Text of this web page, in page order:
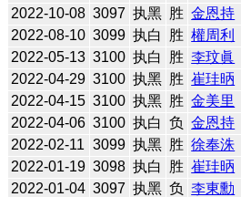
2022-10-08 3097 执黑 胜 金恩持
2022-08-10 3099 执白 胜 權周利
2022-05-13 3100 执白 胜 李玟眞
2022-04-29 3100 执黑 胜 崔珪昞
2022-04-15 3100 执黑 胜 金美里
2022-04-06 3100 执白 负 金恩持
2022-02-11 3099 执黑 胜 徐奉洙
2022-01-19 3098 执白 胜 崔珪昞
2022-01-04 3097 执黑 负 李東勳